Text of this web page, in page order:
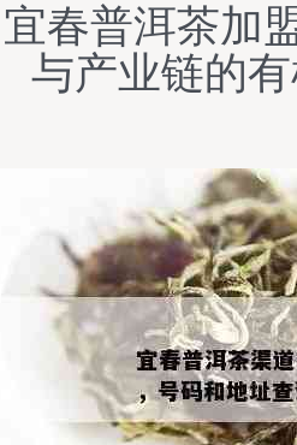
宜春普洱茶加
与产业链的